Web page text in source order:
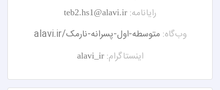
رایانامه: teb2.hs1@alavi.ir
وب‌گاه: alavi.ir/متوسطه-اول-پسرانه-نارمک
اینستاگرام: alavi_ir